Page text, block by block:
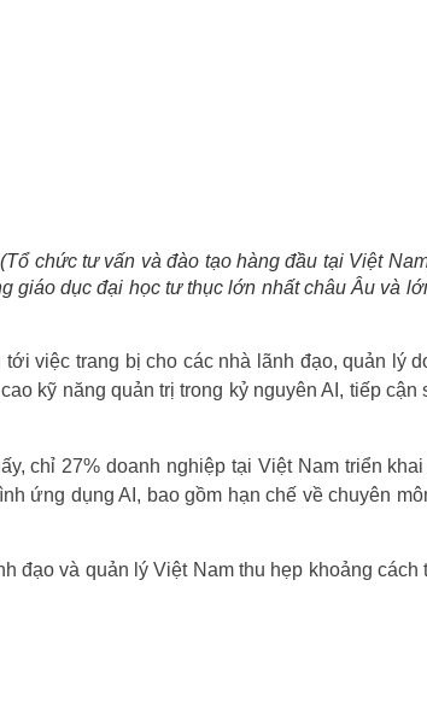
chức tư vấn và đào tạo hàng đầu tại Việt
giáo dục đại học tư thục lớn nhất châu Âu và
việc trang bị cho các nhà lãnh đạo, quản lý
kỹ năng quản trị trong kỷ nguyên AI, tiếp cận
chỉ 27% doanh nghiệp tại Việt Nam triển khai
ứng dụng AI, bao gồm hạn chế về chuyên
và quản lý Việt Nam thu hẹp khoảng cách